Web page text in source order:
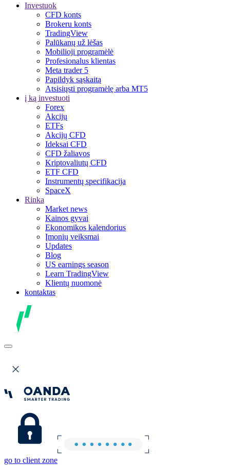
Investuok
CFD konts
Brokeru konts
TradingView
Palūkanų už lėšas
Mobilioji programėlė
Profesionalus klientas
Meta trader 5
Papildyk sąskaitą
Atsisiųsti programėlę arba MT5
į ką investuoti
Forex
Akcijų
ETFs
Akcijų CFD
Ideksai CFD
CFD žaliavos
Kriptovaliutų CFD
ETF CFD
Instrumentų specifikacija
SpaceX
Rinka
Market news
Kainos gyvai
Ekonomikos kalendorius
Įmonių veiksmai
Updates
Blog
US earnings season
Learn TradingView
Klientų nuomonė
kontaktas
go to client zone